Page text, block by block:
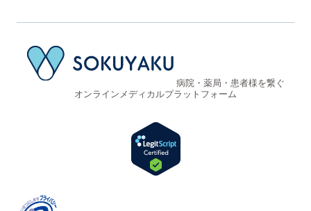
病院・薬局・患者様を繋ぐ
オンラインメディカルプラットフォーム